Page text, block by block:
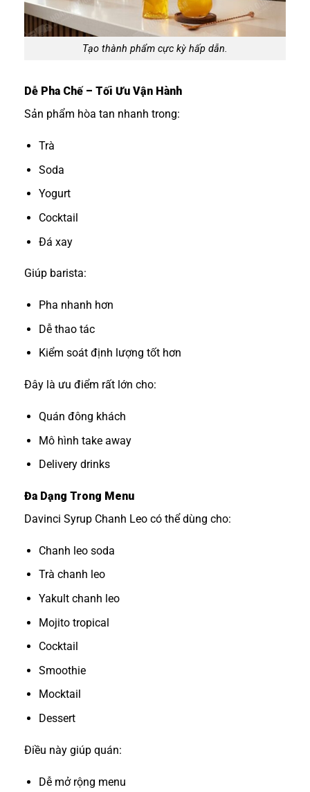
Tạo thành phẩm cực kỳ hấp dẫn.
Dễ Pha Chế – Tối Ưu Vận Hành
Sản phẩm hòa tan nhanh trong:
Trà
Soda
Yogurt
Cocktail
Đá xay
Giúp barista:
Pha nhanh hơn
Dễ thao tác
Kiểm soát định lượng tốt hơn
Đây là ưu điểm rất lớn cho:
Quán đông khách
Mô hình take away
Delivery drinks
Đa Dạng Trong Menu
Davinci Syrup Chanh Leo có thể dùng cho:
Chanh leo soda
Trà chanh leo
Yakult chanh leo
Mojito tropical
Cocktail
Smoothie
Mocktail
Dessert
Điều này giúp quán:
Dễ mở rộng menu